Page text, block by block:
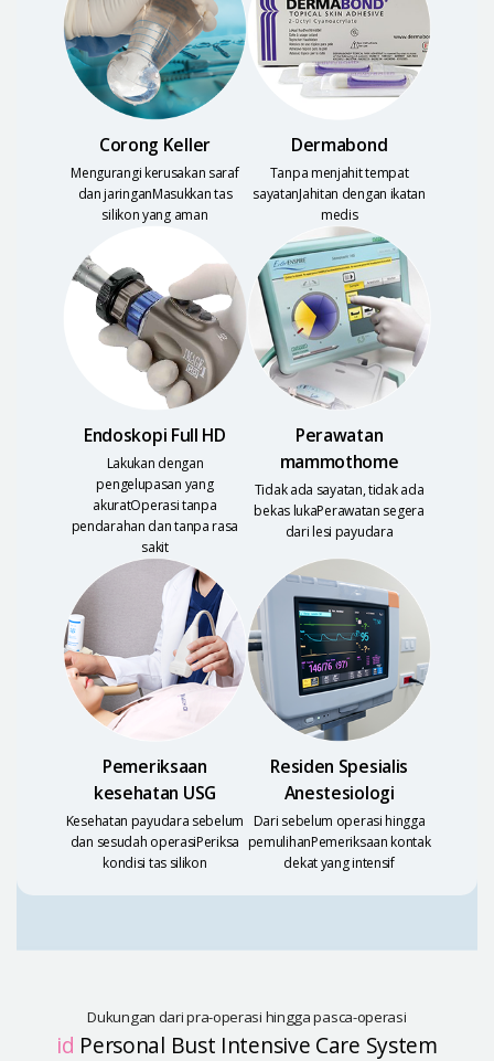
Corong Keller
Mengurangi kerusakan saraf
dan jaringanMasukkan tas
silikon yang aman
Dermabond
Tanpa menjahit tempat
sayatanJahitan dengan ikatan
medis
Endoskopi Full HD
Lakukan dengan
pengelupasan yang
akuratOperasi tanpa
pendarahan dan tanparasa
sakit
Perawatan
mammothome
Tidak ada sayatan, tidak ada
bekas lukaPerawatan segera
dari lesi payudara
Pemeriksaan
kesehatan USG
Kesehatan payudara sebelum
dan sesudah operasiPeriksa
kondisi tas silikon
Residen Spesialis
Anestesiologi
Dari sebelum operasi hingga
pemulihanPemeriksaan kontak
dekat yang intensif
Dukungan dari pra-operasi hingga pasca-operasi
id Personal Bust Intensive Care System